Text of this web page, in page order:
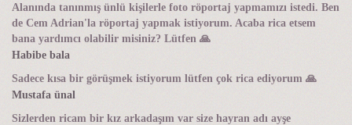
Alanında tanınmış ünlü kişilerle foto röportaj yapmamızı istedi. Ben
de Cem Adrian'la röportaj yapmak istiyorum. Acaba rica etsem
bana yardımcı olabilir misiniz? Lütfen 🙏
Habibe bala
Sadece kısa bir görüşmek istiyorum lütfen çok rica ediyorum 🙏
Mustafa ünal
Sizlerden ricam bir kız arkadaşım var size hayran adı ayşe